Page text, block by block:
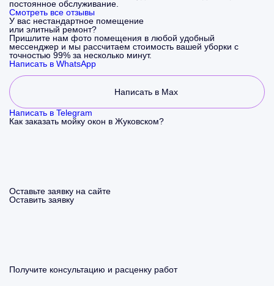
постоянное обслуживание.
Смотреть все отзывы
У вас нестандартное помещение
или элитный ремонт?
Пришлите нам фото помещения в любой удобный
мессенджер и мы рассчитаем стоимость вашей уборки с
точностью 99% за несколько минут.
Написать в WhatsApp
Написать в Max
Написать в Telegram
Как заказать мойку окон в Жуковском?
Оставьте заявку на сайте
Оставить заявку
Получите консультацию и расценку работ